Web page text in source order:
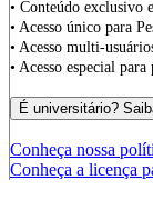
• Conteúdo exclusivo
• Acesso único para
• Acesso multi-
• Acesso especial
Conheça nossa
Conheça a licença